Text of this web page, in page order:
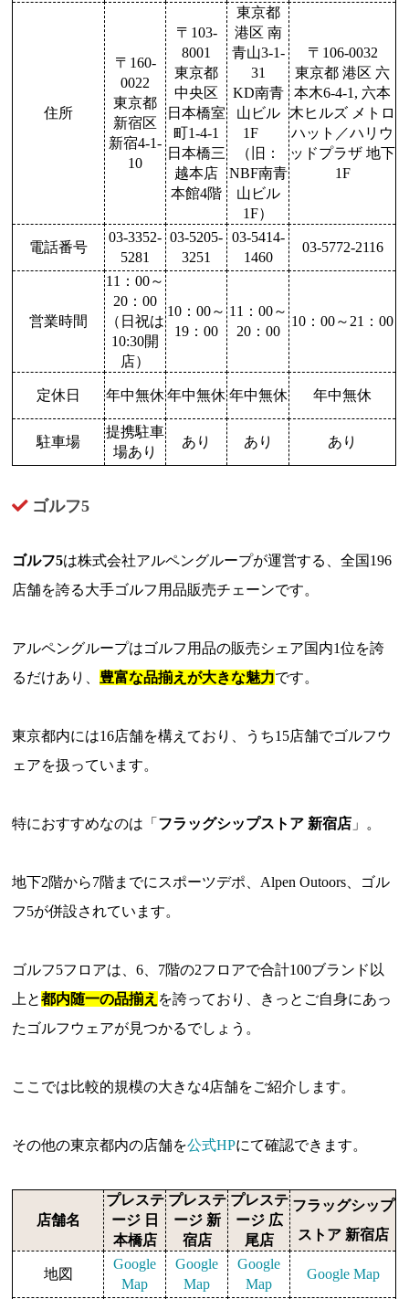
住所
〒160-
0022
東京都
新宿区
新宿4-1-
10
〒103-
8001
東京都
中央区
日本橋室
町1-4-1
日本橋三
越本店
本館4階
東京都
港区 南
青山3-1-
31
KD南青
山ビル
1F
（旧：
NBF南青
山ビル
1F）
〒106-0032
東京都 港区 六
本木6-4-1, 六本
木ヒルズ メトロ
ハット／ハリウ
ッドプラザ 地下
1F
電話番号
03-3352-
5281
03-5205-
3251
03-5414-
1460
03-5772-2116
営業時間
11：00～
20：00
（日祝は
10:30開
店）
10：00～
19：00
11：00～
20：00
10：00～21：00
定休日 年中無休 年中無休 年中無休 年中無休
駐車場
提携駐車
場あり
あり あり あり
ゴルフ5
ゴルフ5は株式会社アルペングループが運営する、全国196
店舗を誇る大手ゴルフ用品販売チェーンです。
アルペングループはゴルフ用品の販売シェア国内1位を誇
るだけあり、 豊富な品揃えが大きな魅力です。
東京都内には16店舗を構えており、うち15店舗でゴルフウ
ェアを扱っています。
特におすすめなのは「 フラッグシップストア 新宿店 」。
地下2階から7階までにスポーツデポ、Alpen Outoors、ゴル
フ5が併設されています。
ゴルフ5フロアは、6、7階の2フロアで合計100ブランド以
上と都内随一の品揃え を誇っており、きっとご自身にあっ
たゴルフウェアが見つかるでしょう。
ここでは比較的規模の大きな4店舗をご紹介します。
その他の東京都内の店舗を公式HPにて確認できます。
店舗名
プレステ
ージ 日
本橋店
プレステ
ージ 新
宿店
プレステ
ージ 広
尾店
フラッグシップ
ストア 新宿店
地図
Google
Map
Google
Map
Google
Map
Google Map